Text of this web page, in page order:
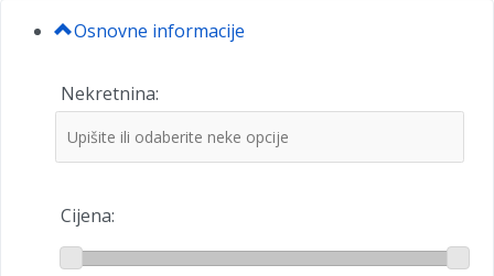
Osnovne informacije
Nekretnina:
Cijena: